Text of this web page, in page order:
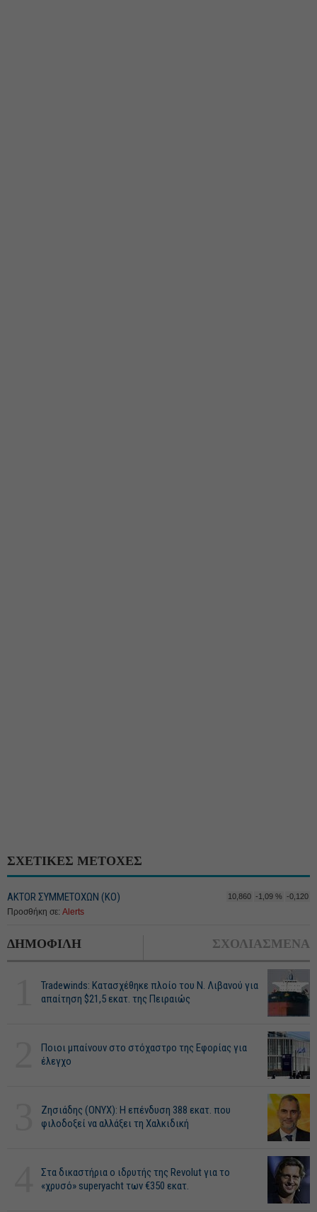
ΣΧΕΤΙΚΕΣ ΜΕΤΟΧΕΣ
ΑΚTOR ΣΥΜΜΕΤΟΧΩΝ (ΚΟ) 10,860 -1,09 % -0,120
Προσθήκη σε: Alerts
ΔΗΜΟΦΙΛΗ ΣΧΟΛΙΑΣΜΕΝΑ
Tradewinds: Κατασχέθηκε πλοίο του Ν. Λιβανού για
απαίτηση $21,5 εκατ. της Πειραιώς
Ποιοι μπαίνουν στο στόχαστρο της Εφορίας για
έλεγχο
Ζησιάδης (ONYX): Η επένδυση 388 εκατ. που
φιλοδοξεί να αλλάξει τη Χαλκιδική
Στα δικαστήρια ο ιδρυτής της Revolut για το
«χρυσό» superyacht των €350 εκατ.